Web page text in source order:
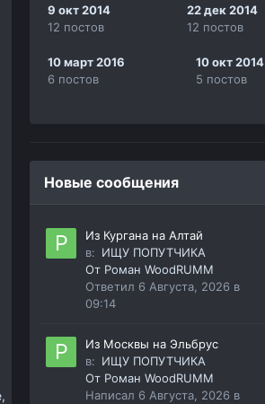
9 окт 2014
12 постов
22 дек 2014
12 постов
10 март 2016
6 постов
10 окт 2014
5 постов
Новые сообщения
Из Кургана на Алтай
в: ИЩУ ПОПУТЧИКА
От Роман WoodRUMM
Ответил 6 Августа, 2026 в
09:14
Из Москвы на Эльбрус
в: ИЩУ ПОПУТЧИКА
От Роман WoodRUMM
Написал 6 Августа, 2026 в